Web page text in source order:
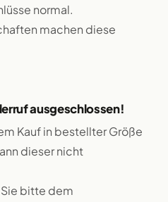
normal.
machen diese
ausgeschlossen!
Kauf in bestellter Größe
dieser nicht
bitte dem